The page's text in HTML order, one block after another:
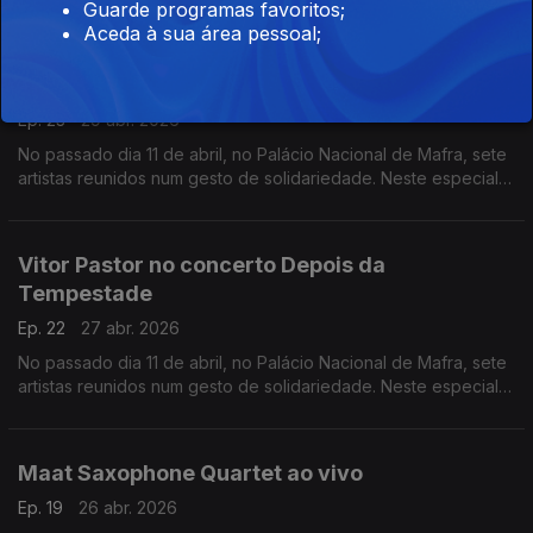
Ep. 23
29 abr. 2026
No passado dia 11 de abril, no Palácio Nacional de Mafra, sete
artistas reunidos num gesto de solidariedade. Neste especial
Vitor Pastor no concerto Depois da
Tempestade
Ep. 22
27 abr. 2026
No passado dia 11 de abril, no Palácio Nacional de Mafra, sete
artistas reunidos num gesto de solidariedade. Neste especial
Maat Saxophone Quartet ao vivo
Ep. 19
26 abr. 2026
Guarde programas favoritos;
Aceda à sua área pessoal;